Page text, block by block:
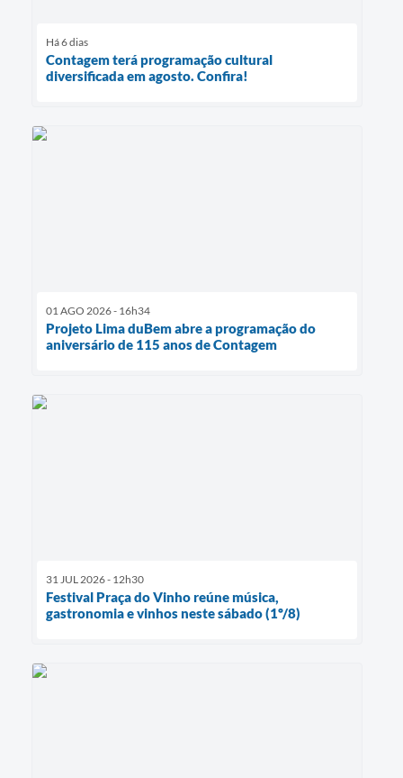
Há 6 dias
Contagem terá programação cultural
diversificada em agosto. Confira!
01 AGO 2026 - 16h34
Projeto Lima duBem abre a programação do
aniversário de 115 anos de Contagem
31 JUL 2026 - 12h30
Festival Praça do Vinho reúne música,
gastronomia e vinhos neste sábado (1º/8)